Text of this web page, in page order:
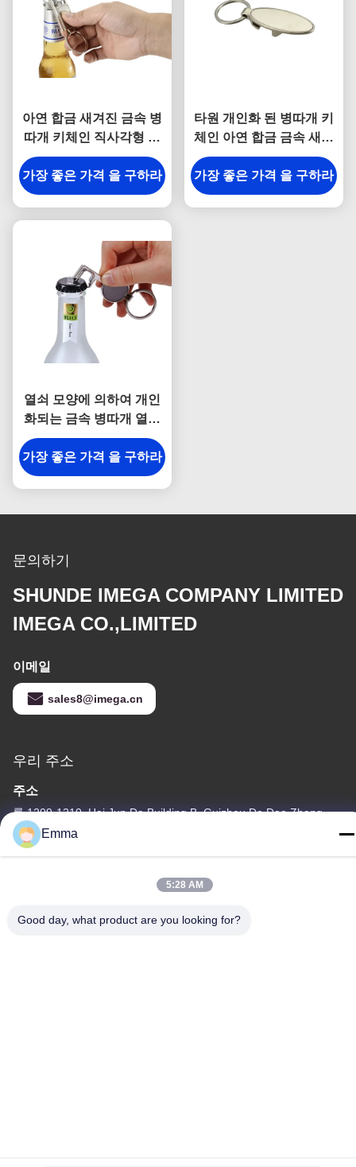
아연 합금 새겨진 금속 병
따개 키체인 직사각형 기
념품
가장 좋은 가격 을 구하라
타원 개인화 된 병따개 키
체인 아연 합금 금속 새겨
진 열쇠 고리
가장 좋은 가격 을 구하라
열쇠 모양에 의하여 개인
화되는 금속 병따개 열쇠
고리는 포도 수확
가장 좋은 가격 을 구하라
문의하기
SHUNDE IMEGA COMPANY LIMITED
IMEGA CO.,LIMITED
이메일
sales8@imega.cn
우리 주소
주소
룸 1209-1210, Hai Jun Da Building B, Guizhou Da Dao Zhong,
Ronggui, Shunde, Foshan, Guangdong, China
전화
Emma
5:28 AM
Good day, what product are you looking for?